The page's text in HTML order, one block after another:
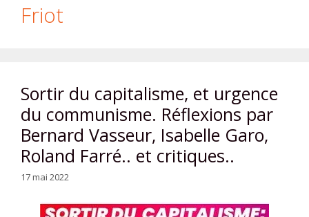
Friot
Sortir du capitalisme, et urgence
du communisme. Réflexions par
Bernard Vasseur, Isabelle Garo,
Roland Farré.. et critiques..
17 mai 2022